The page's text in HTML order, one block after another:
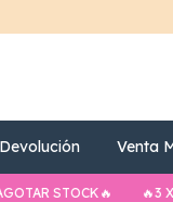
Venta
STOCK🔥 🔥3 X 2